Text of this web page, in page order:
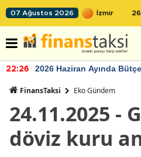
07 Ağustos 2026 26
22:26 2026 Haziran Ayında Bütçe
FinansTaksi Eko Gündem
24.11.2025 -
döviz kuru